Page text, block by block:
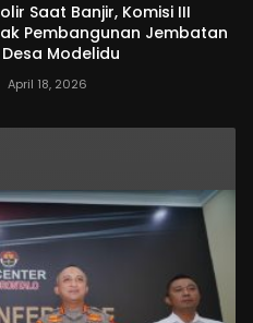
Saat Banjir, Komisi III
Pembangunan Jembatan
Modelidu
April 18, 2026